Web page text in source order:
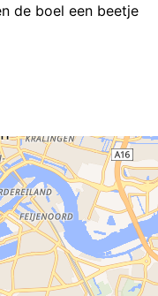
de boel een beetje